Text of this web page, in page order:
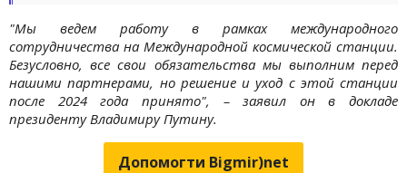
"Мы ведем работу в рамках международного
сотрудничества на Международной космической станции.
Безусловно, все свои обязательства мы выполним перед
нашими партнерами, но решение и уход с этой станции
после 2024 года принято", – заявил он в докладе
президенту Владимиру Путину.
Допомогти Bigmir)net